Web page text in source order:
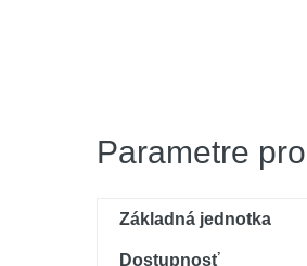
Parametre
Základná jednotka
Dostupnosť